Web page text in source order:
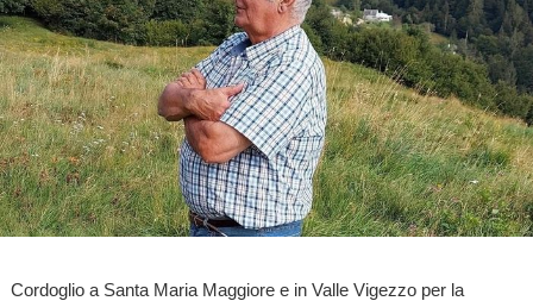
Cordoglio a Santa Maria Maggiore e in Valle Vigezzo per la